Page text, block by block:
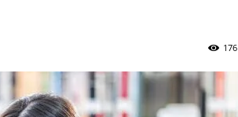
176